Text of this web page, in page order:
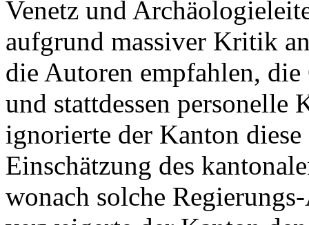
Venetz und
aufgrund massiver Kritik
die Autoren empfahlen,
und stattdessen personelle
ignorierte der Kanton
Einschätzung des
wonach solche